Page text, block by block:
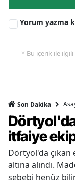
Yorum yazma
* Bu içerik ile
Son Dakika
Dörtyol'da
itfaiye
Dörtyol'da çıkan
altına alındı.
sebebi henüz